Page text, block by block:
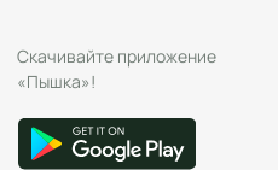
Скачивайте приложение
«Пышка»!